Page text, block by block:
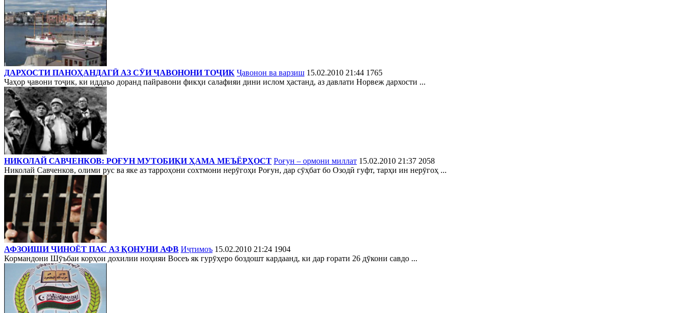
ДАРХОСТИ ПАНОҲАНДАГӢ АЗ СӮИ ҶАВОНОНИ ТОҶИК Ҷавонон ва варзиш 15.02.2010 21:44 1765
Чаҳор ҷавони тоҷик, ки иддаъо доранд пайравони фикҳи салафияи дини ислом ҳастанд, аз давлати Норвеж дархости ...
НИКОЛАЙ САВЧЕНКОВ: РОҒУН МУТОБИҚИ ҲАМА МЕЪЁРҲОСТ Роғун – ормони миллат 15.02.2010 21:37 2058
Николай Савченков, олими рус ва яке аз тарроҳони сохтмони нерӯгоҳи Роғун, дар сӯҳбат бо Озодӣ гуфт, тарҳи ин нерӯгоҳ ...
АФЗОИШИ ҶИНОЁТ ПАС АЗ ҚОНУНИ АФВ Иҷтимоъ 15.02.2010 21:24 1904
Кормандони Шӯъбаи корҳои дохилии ноҳияи Восеъ як гурӯҳеро боздошт кардаанд, ки дар ғорати 26 дӯкони савдо ...